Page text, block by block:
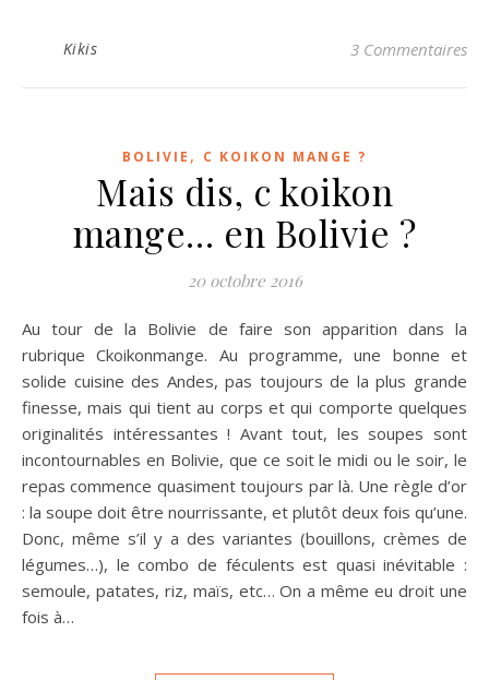
Kikis 3 Commentaires
BOLIVIE , C KOIKON MANGE ?
Mais dis, c koikon
mange… en Bolivie ?
20 octobre 2016
Au tour de la Bolivie de faire son apparition dans la
rubrique Ckoikonmange. Au programme, une bonne et
solide cuisine des Andes, pas toujours de la plus grande
finesse, mais qui tient au corps et qui comporte quelques
originalités intéressantes ! Avant tout, les soupes sont
incontournables en Bolivie, que ce soit le midi ou le soir, le
repas commence quasiment toujours par là. Une règle d’or
: la soupe doit être nourrissante, et plutôt deux fois qu’une.
Donc, même s’il y a des variantes (bouillons, crèmes de
légumes…), le combo de féculents est quasi inévitable :
semoule, patates, riz, maïs, etc… On a même eu droit une
fois à…